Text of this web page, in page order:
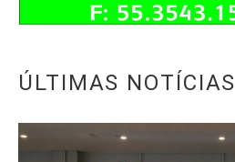
ÚLTIMAS NOTÍCIAS